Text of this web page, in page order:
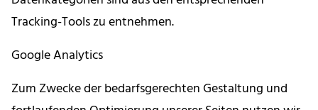
Tracking-Tools zu entnehmen.
Google Analytics
Zum Zwecke der bedarfsgerechten Gestaltung und